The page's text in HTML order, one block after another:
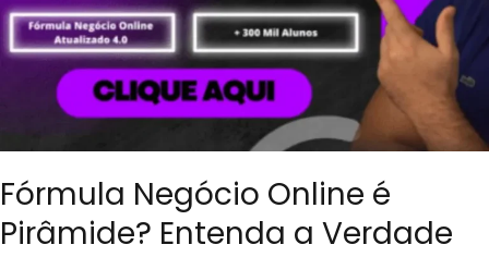
Fórmula Negócio Online é
Pirâmide? Entenda a Verdade